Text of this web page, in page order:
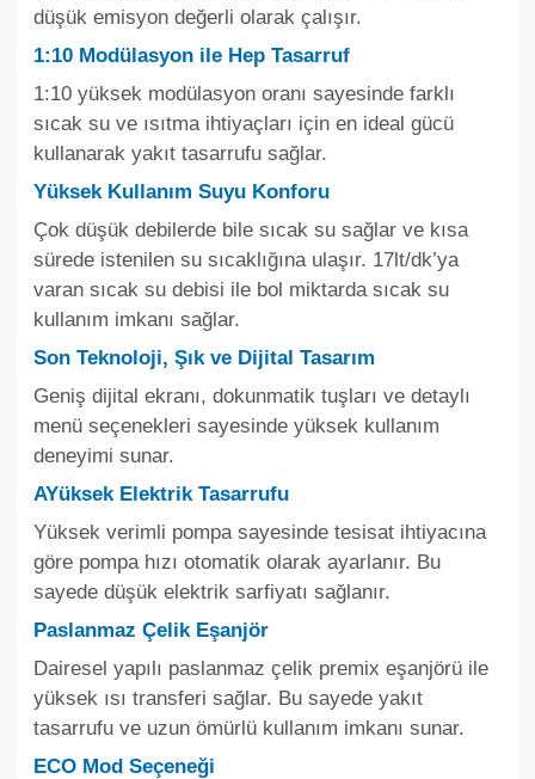
düşük emisyon değerli olarak çalışır.
1:10 Modülasyon ile Hep Tasarruf
1:10 yüksek modülasyon oranı sayesinde farklı
sıcak su ve ısıtma ihtiyaçları için en ideal gücü
kullanarak yakıt tasarrufu sağlar.
Yüksek Kullanım Suyu Konforu
Çok düşük debilerde bile sıcak su sağlar ve kısa
sürede istenilen su sıcaklığına ulaşır. 17lt/dk’ya
varan sıcak su debisi ile bol miktarda sıcak su
kullanım imkanı sağlar.
Son Teknoloji, Şık ve Dijital Tasarım
Geniş dijital ekranı, dokunmatik tuşları ve detaylı
menü seçenekleri sayesinde yüksek kullanım
deneyimi sunar.
AYüksek Elektrik Tasarrufu
Yüksek verimli pompa sayesinde tesisat ihtiyacına
göre pompa hızı otomatik olarak ayarlanır. Bu
sayede düşük elektrik sarfiyatı sağlanır.
Paslanmaz Çelik Eşanjör
Dairesel yapılı paslanmaz çelik premix eşanjörü ile
yüksek ısı transferi sağlar. Bu sayede yakıt
tasarrufu ve uzun ömürlü kullanım imkanı sunar.
ECO Mod Seçeneği